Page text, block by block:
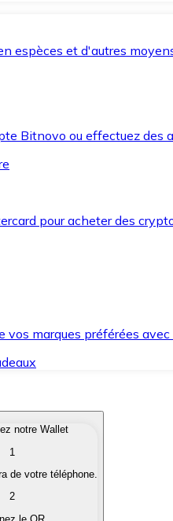
espèces et d'autres
Bitnovo ou effectuez des
pour acheter des
vos marques préférées
vous intéressent
en monnaie fiduciaire
notre Wallet
1
de votre téléphone.
2